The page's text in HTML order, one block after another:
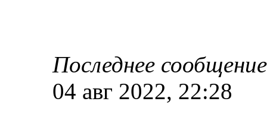
Последнее
04 авг 2022, 22:28